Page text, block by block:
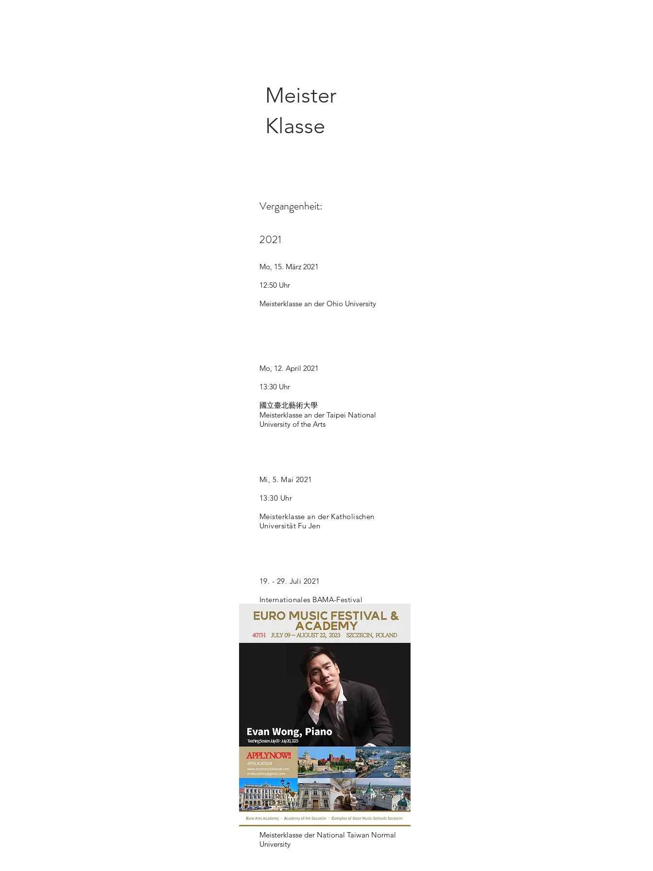
Meister
Klasse
Vergangenheit:
2021
Mo, 15. März 2021
12:50 Uhr
Meisterklasse an der Ohio University
Mo, 12. April 2021
13:30 Uhr
國立臺北藝術大學
Meisterklasse an der Taipei National
University of the Arts
Mi, 5. Mai 2021
13:30 Uhr
Meisterklasse an der Katholischen
Universität Fu Jen
19. - 29. Juli 2021
Internationales BAMA-Festival
2020
21. Oktober 2020 3 UHR NACHMITTAGS
Tainan Nationale Universität der Künste
24. November 2020 16 Uhr
Tung-Hai-Universität
25. November 2020 10:20 Uhr
Meisterklasse der National Taiwan Normal
University